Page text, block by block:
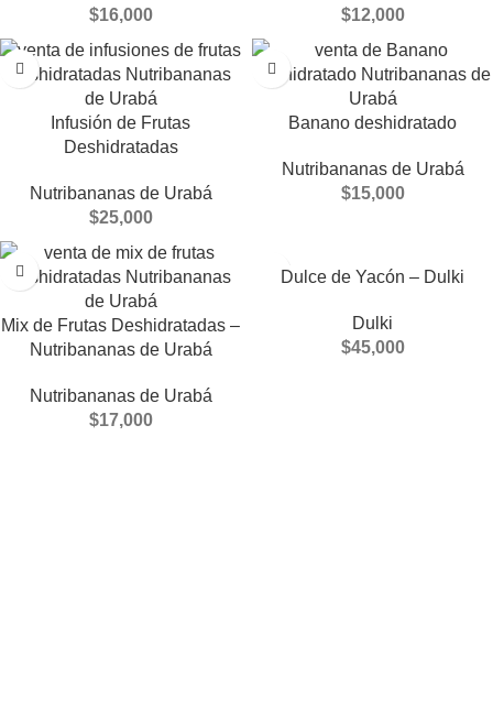
$16,000
$12,000
Infusión de Frutas
Deshidratadas
Nutribananas de Urabá
$25,000
Banano deshidratado
Nutribananas de Urabá
$15,000
Mix de Frutas Deshidratadas –
Nutribananas de Urabá
Nutribananas de Urabá
$17,000
Dulce de Yacón – Dulki
Dulki
$45,000